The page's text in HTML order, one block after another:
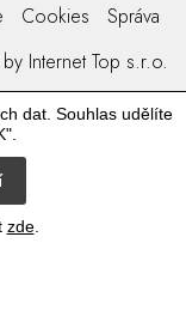
Cookies
Správa
Internet Top s.r.o.
dat. Souhlas udělíte
zde.